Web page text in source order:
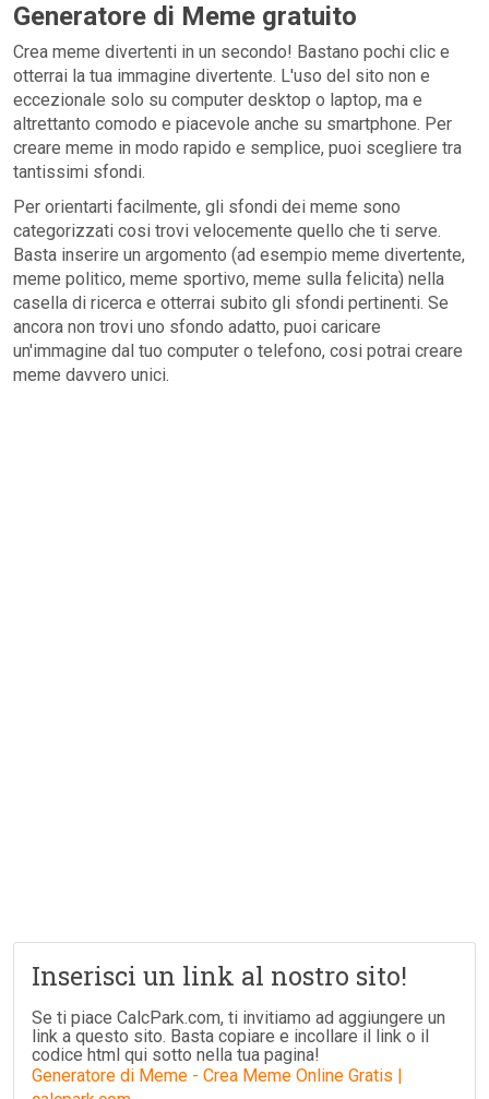
Generatore di Meme gratuito
Crea meme divertenti in un secondo! Bastano pochi clic e
otterrai la tua immagine divertente. L'uso del sito non e
eccezionale solo su computer desktop o laptop, ma e
altrettanto comodo e piacevole anche su smartphone. Per
creare meme in modo rapido e semplice, puoi scegliere tra
tantissimi sfondi.
Per orientarti facilmente, gli sfondi dei meme sono
categorizzati cosi trovi velocemente quello che ti serve.
Basta inserire un argomento (ad esempio meme divertente,
meme politico, meme sportivo, meme sulla felicita) nella
casella di ricerca e otterrai subito gli sfondi pertinenti. Se
ancora non trovi uno sfondo adatto, puoi caricare
un'immagine dal tuo computer o telefono, cosi potrai creare
meme davvero unici.
Inserisci un link al nostro sito!
Se ti piace CalcPark.com, ti invitiamo ad aggiungere un
link a questo sito. Basta copiare e incollare il link o il
codice html qui sotto nella tua pagina!
Generatore di Meme - Crea Meme Online Gratis |